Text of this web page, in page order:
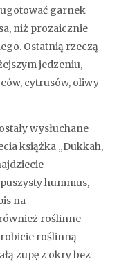
ugotować garnek
niż prozaicznie
Ostatnią rzeczą
jedzeniu,
cytrusów, oliwy
wysłuchane
książka „Dukkah,
hummus,
na
roślinne
roślinną
zupę z okry bez